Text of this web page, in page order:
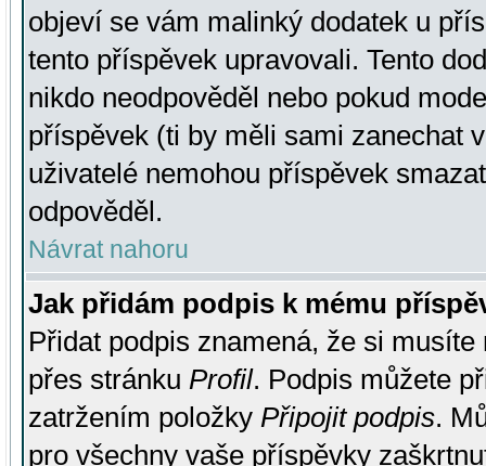
objeví se vám malinký dodatek u
tento příspěvek upravovali. Tento
nikdo neodpověděl nebo pokud
příspěvek (ti by měli sami zanechat
uživatelé nemohou příspěvek
odpověděl.
Návrat nahoru
Jak přidám podpis k mému
Přidat podpis znamená, že si
přes stránku Profil. Podpis můžete
zatržením položky Připojit podpis.
pro všechny vaše příspěvky